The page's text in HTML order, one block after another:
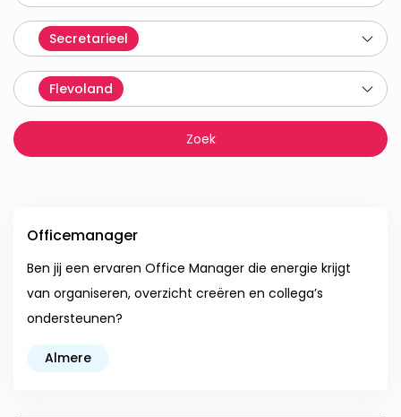
Secretarieel
Flevoland
Officemanager
Ben jij een ervaren Office Manager die energie krijgt
van organiseren, overzicht creëren en collega’s
ondersteunen?
Almere